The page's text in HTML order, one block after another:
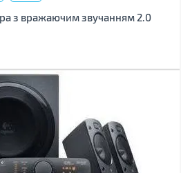
з вражаючим звучанням 2.0